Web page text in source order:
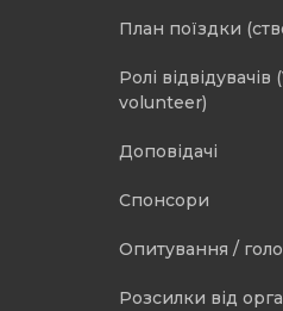
План поїздки
Ролі
volunteer)
Доповідачі
Спонсори
Опитування /
Розсилки від